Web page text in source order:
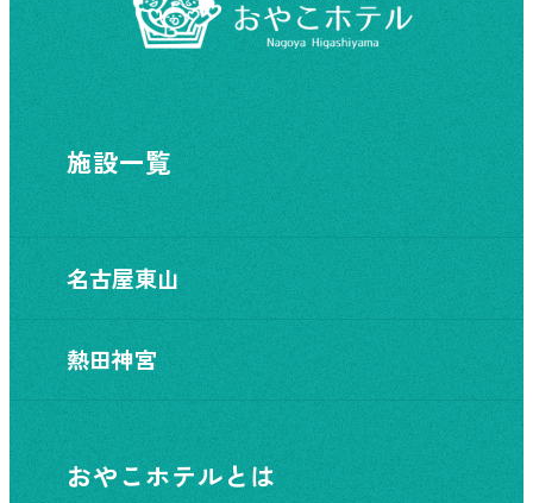
施設一覧
名古屋東山
熱田神宮
おやこホテルとは